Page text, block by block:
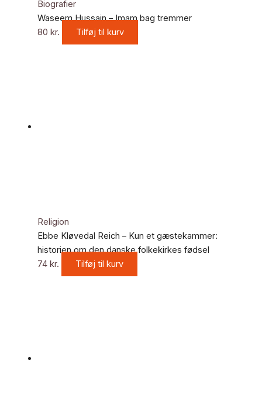
Biografier
Waseem Hussain – Imam bag tremmer
80 kr. Tilføj til kurv
Religion
Ebbe Kløvedal Reich – Kun et gæstekammer:
historien om den danske folkekirkes fødsel
74 kr. Tilføj til kurv